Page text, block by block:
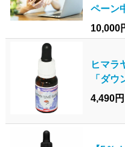
ペーン
10,000
ヒマラ
「ダウ
4,490円